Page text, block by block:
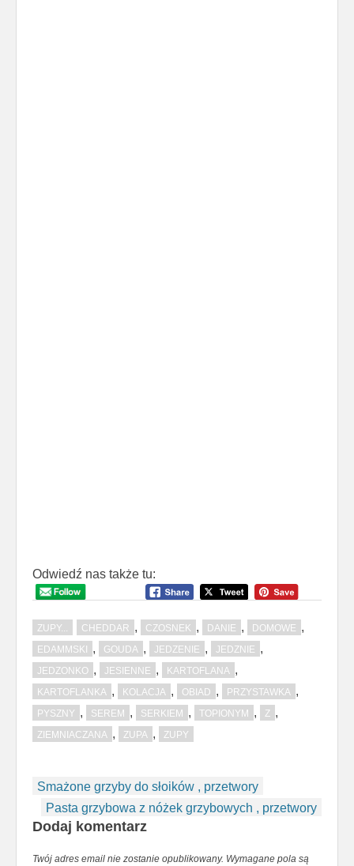
Odwiedź nas także tu:
ZUPY... CHEDDAR , CZOSNEK , DANIE , DOMOWE ,
EDAMMSKI , GOUDA , JEDZENIE , JEDZNIE ,
JEDZONKO , JESIENNE , KARTOFLANA ,
KARTOFLANKA , KOLACJA , OBIAD , PRZYSTAWKA ,
PYSZNY , SEREM , SERKIEM , TOPIONYM , Z ,
ZIEMNIACZANA , ZUPA , ZUPY
Post
navigation
Smażone grzyby do słoików , przetwory
Pasta grzybowa z nóżek grzybowych , przetwory
Dodaj komentarz
Twój adres email nie zostanie opublikowany. Wymagane pola są